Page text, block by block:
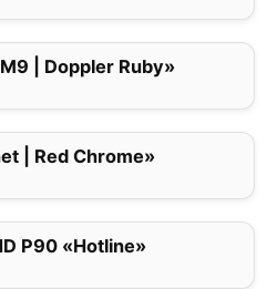
| Doppler Ruby»
| Red Chrome»
P90 «Hotline»